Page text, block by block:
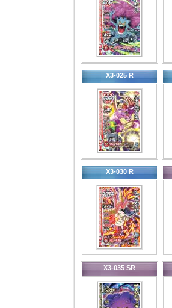
X3-025 R
X3-030 R
X3-035 SR